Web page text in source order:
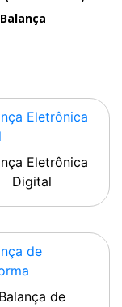
Eletrônica
Digital
Balança de